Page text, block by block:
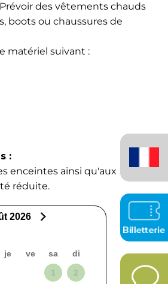
des vêtements chauds
boots ou chaussures de
matériel suivant :
:
enceintes ainsi qu'aux
réduite.
2026
je ve sa
di
1
2